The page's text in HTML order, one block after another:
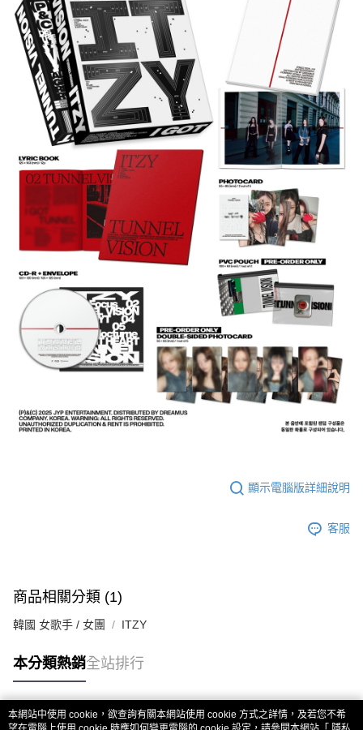
顯示電腦版詳細說明
客服
商品相關分類 (1)
韓國 女歌手 / 女團 ITZY
本分類熱銷全站排行
熱門標籤
本網站中使用 cookie，欲查詢有關本網站使用 cookie 方式之詳情，及若您不希